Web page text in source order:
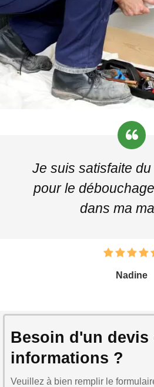
Je suis satisfaite
pour le
dans ma
Nadine
Besoin d'un devis
informations ?
Veuillez à bien remplir le